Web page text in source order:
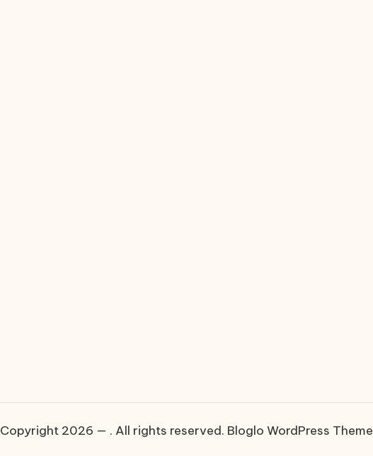
Copyright 2026 — . All rights reserved. Bloglo WordPress Theme